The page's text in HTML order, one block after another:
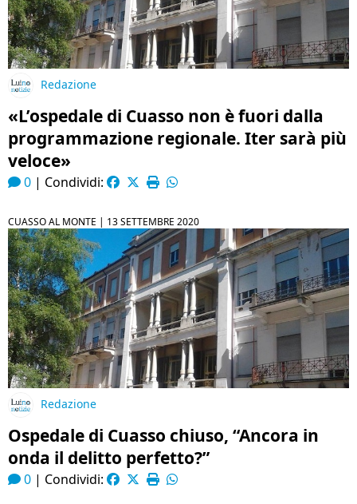
Redazione
«L’ospedale di Cuasso non è fuori dalla
programmazione regionale. Iter sarà più
veloce»
0 | Condividi:
CUASSO AL MONTE | 13 SETTEMBRE 2020
Redazione
Ospedale di Cuasso chiuso, “Ancora in
onda il delitto perfetto?”
0 | Condividi: